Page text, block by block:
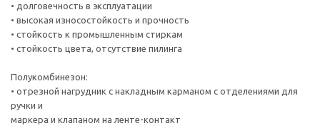
• долговечность в эксплуатации
• высокая износостойкость и прочность
• стойкость к промышленным стиркам
• стойкость цвета, отсутствие пилинга
Полукомбинезон:
• отрезной нагрудник с накладным карманом с отделениями для
ручки и
маркера и клапаном на ленте-контакт